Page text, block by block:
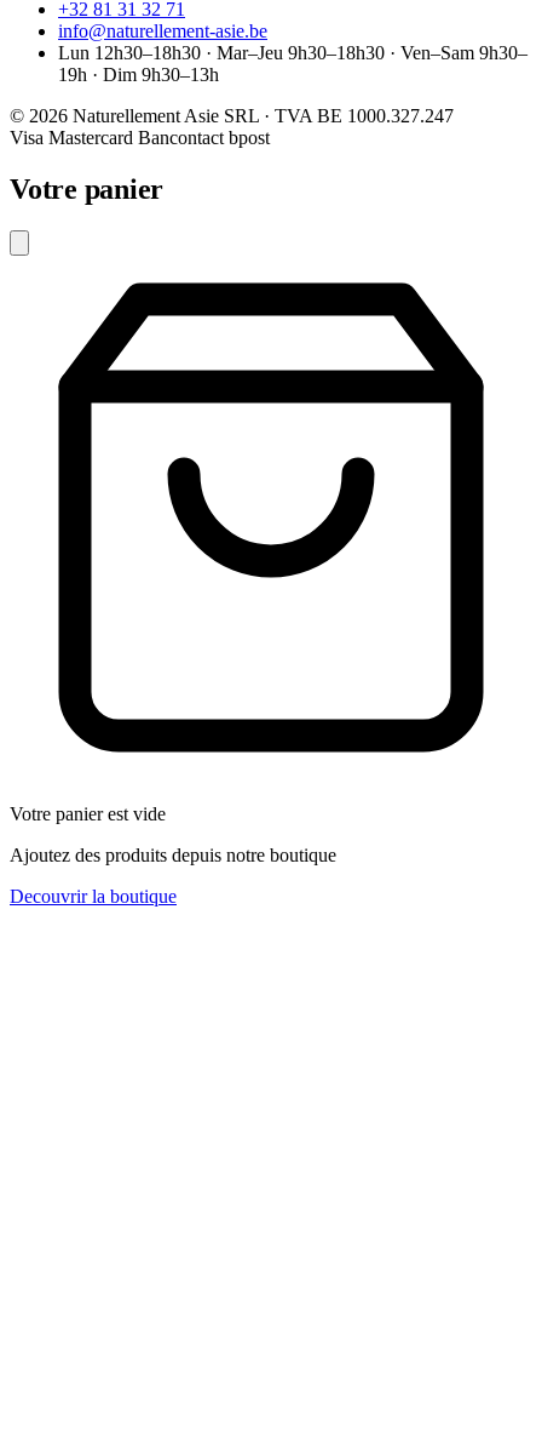
+32 81 31 32 71
info@naturellement-asie.be
Lun 12h30–18h30 · Mar–Jeu 9h30–18h30 · Ven–Sam 9h30–
19h · Dim 9h30–13h
© 2026 Naturellement Asie SRL · TVA BE 1000.327.247
Visa Mastercard Bancontact bpost
Votre panier
Votre panier est vide
Ajoutez des produits depuis notre boutique
Decouvrir la boutique